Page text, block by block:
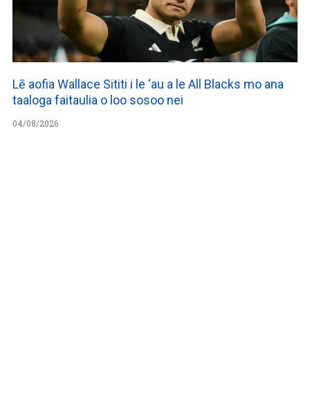
Lē aofia Wallace Sititi i le ‘au a le All Blacks mo ana
taaloga faitaulia o loo sosoo nei
04/08/2026